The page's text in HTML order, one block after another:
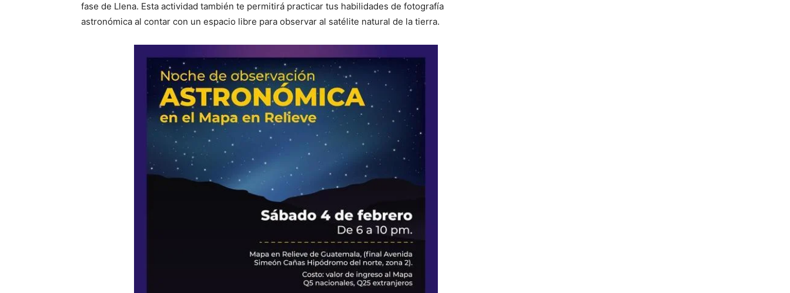
fase de Llena. Esta actividad también te permitirá practicar tus habilidades de fotografía
astronómica al contar con un espacio libre para observar al satélite natural de la tierra.